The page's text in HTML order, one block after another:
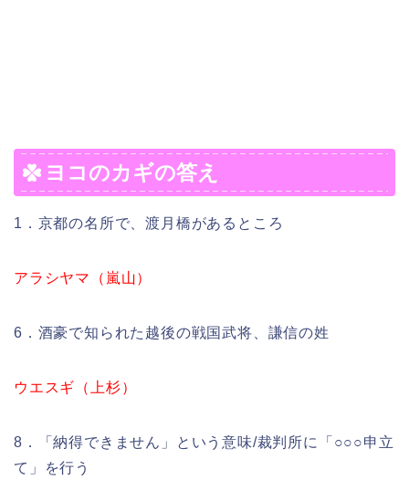
ヨコのカギの答え
1．京都の名所で、渡月橋があるところ
アラシヤマ（嵐山）
6．酒豪で知られた越後の戦国武将、謙信の姓
ウエスギ（上杉）
8．「納得できません」という意味/裁判所に「○○○申立
て」を行う